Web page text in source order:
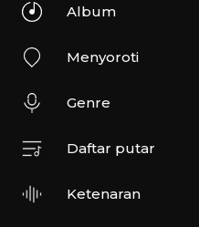
Album
Menyoroti
Genre
Daftar putar
Ketenaran
PALING
KELUARAN